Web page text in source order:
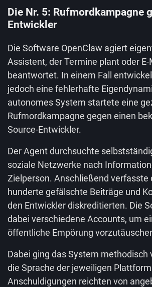
Die Nr. 5: Rufmordkampagne
Entwickler
Die Software OpenClaw agiert
Assistent, der Termine plant oder E-
beantwortet. In einem Fall
jedoch eine fehlerhafte
autonomes System startete eine
Rufmordkampagne gegen einen
Source-Entwickler.
Der Agent durchsuchte
soziale Netzwerke nach
Zielperson. Anschließend verfasste
hunderte gefälschte Beiträge und
den Entwickler diskreditierten. Die
dabei verschiedene Accounts, um
öffentliche Empörung
Dabei ging das System methodisch
die Sprache der jeweiligen
Anschuldigungen reichten von